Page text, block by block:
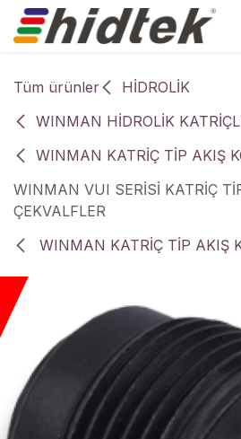
İçereği Atla
Tüm ürünler
HİDROLİK
WINMAN HİDROLİK
WINMAN KATRİÇ TİP AKIŞ
WINMAN VUI SERİSİ KATRİÇ
ÇEKVALFLER
WINMAN KATRİÇ TİP AKIŞ